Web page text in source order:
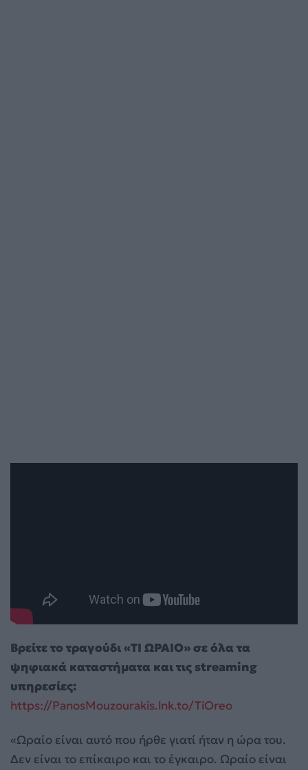
Βρείτε το τραγούδι «ΤΙ ΩΡΑΙΟ» σε όλα τα
ψηφιακά καταστήματα και τις streaming
υπηρεσίες:
https://PanosMouzourakis.lnk.to/TiOreo
«Ωραίο είναι αυτό που ήρθε γιατί ήταν η ώρα του.
Δεν είναι το επίκαιρο και το έγκαιρο. Ωραίο είναι